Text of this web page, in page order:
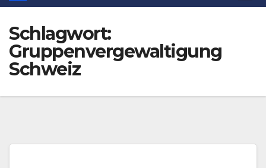
Schlagwort:
Gruppenvergewaltigung
Schweiz